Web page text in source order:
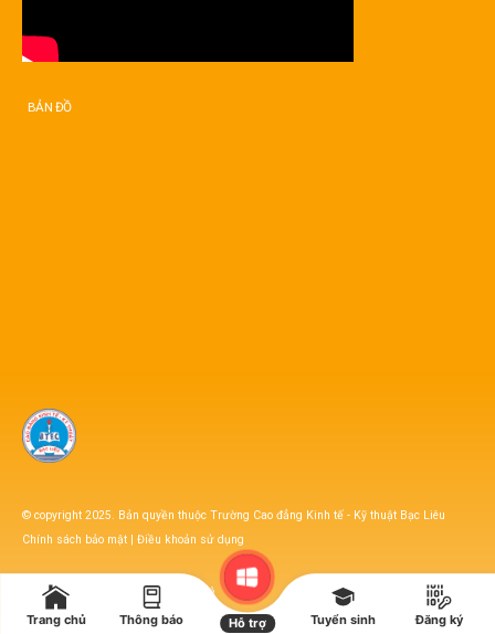
BẢN ĐỒ
© copyright 2025. Bản quyền thuộc Trường Cao đẳng Kinh tế - Kỹ thuật Bạc Liêu
Chính sách bảo mật
Điều khoản sử dụng
FAQ’s Sitemap Liên hệ
Trang chủ Thông báo Hỗ trợ Tuyển sinh Đăng ký